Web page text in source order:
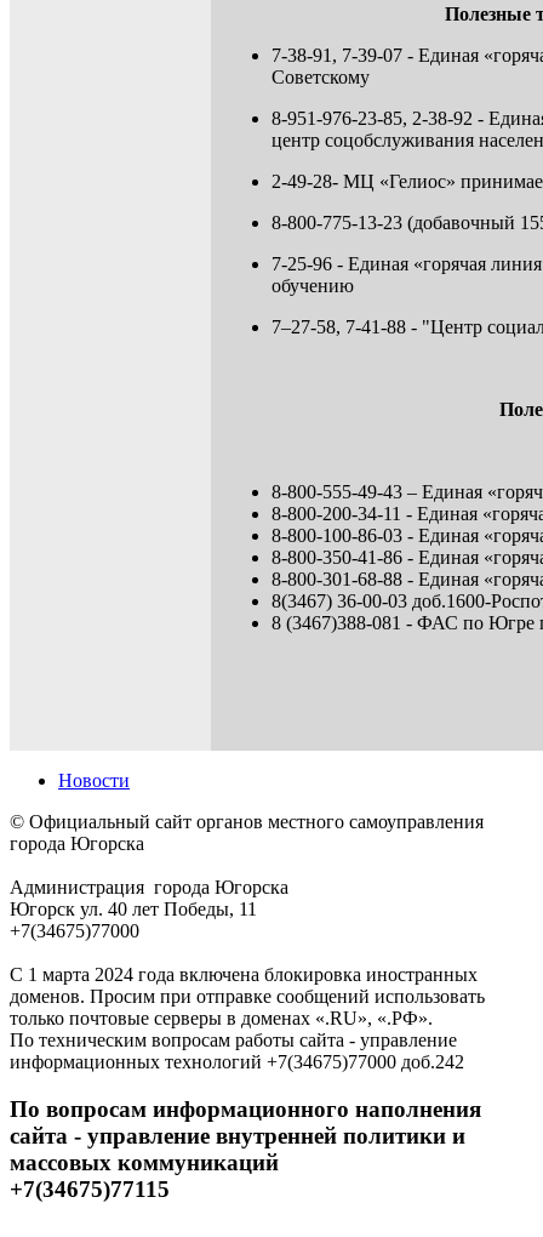
Полезные
7-38-91, 7-39-07 - Единая
Советскому
8-951-976-23-85, 2-38-92 -
центр соцобслуживания
2-49-28- МЦ «Гелиос»
8-800-775-13-23 (добавочный
7-25-96 - Единая «горячая
обучению
7–27-58, 7-41-88 - "Центр
8-800-555-49-43 – Единая
8-800-200-34-11 - Единая
8-800-100-86-03 - Единая
8-800-350-41-86 - Единая
8-800-301-68-88 - Единая
8(3467) 36-00-03 доб.1600-
8 (3467)388-081 - ФАС по Югре
Новости
© Официальный сайт органов местного самоуправления
города Югорска
Администрация города Югорска
Югорск ул. 40 лет Победы, 11
+7(34675)77000
С 1 марта 2024 года включена блокировка иностранных
доменов. Просим при отправке сообщений использовать
только почтовые серверы в доменах «.RU», «.РФ».
По техническим вопросам работы сайта - управление
информационных технологий +7(34675)77000 доб.242
По вопросам информационного наполнения
сайта - управление внутренней политики и
массовых коммуникаций
+7(34675)77115